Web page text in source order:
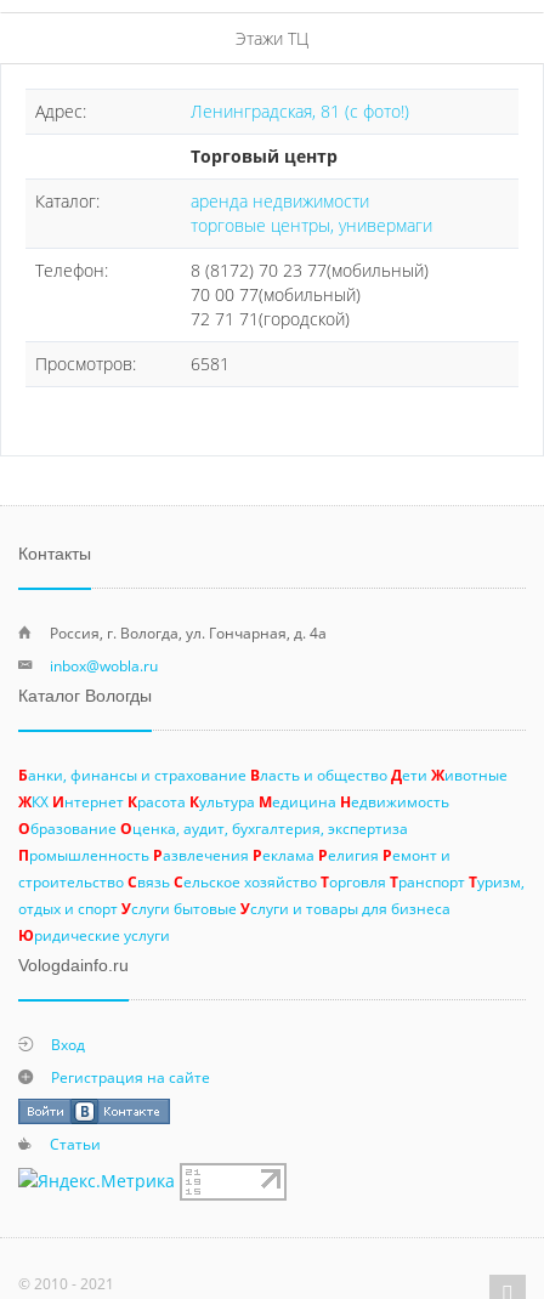
Этажи ТЦ
Адрес:
Ленинградская, 81 (с фото!)
Торговый центр
Каталог:
аренда недвижимости
торговые центры, универмаги
Телефон:
8 (8172) 70 23 77(мобильный)
70 00 77(мобильный)
72 71 71(городской)
Просмотров:
6581
Контакты
Россия, г. Вологда, ул. Гончарная, д. 4а
inbox@wobla.ru
Каталог Вологды
Банки, финансы и страхование Власть и обществоДети Животные
ЖКХ Интернет Красота Культура Медицина Недвижимость
Образование Оценка, аудит, бухгалтерия, экспертиза
Промышленность Развлечения Реклама Религия Ремонт и
строительствоСвязьСельское хозяйствоТорговля ТранспортТуризм,
отдых и спортУслуги бытовые Услуги и товары для бизнеса
Юридические услуги
Vologdainfo.ru
Вход
Регистрация на сайте
Статьи
© 2010 - 2021